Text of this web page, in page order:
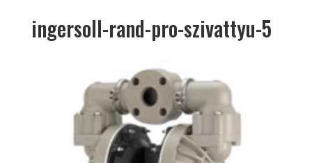
ingersoll-rand-pro-szivattyu-5